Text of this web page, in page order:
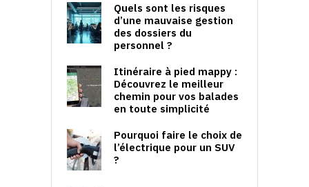
Quels sont les risques
d’une mauvaise gestion
des dossiers du
personnel ?
Itinéraire à pied mappy :
Découvrez le meilleur
chemin pour vos balades
en toute simplicité
Pourquoi faire le choix de
l’électrique pour un SUV
?